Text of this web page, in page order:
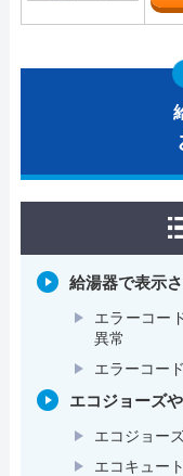
給湯器で表示
エラーコー
異常
エラーコー
エコジョーズ
エコジョー
エコキュー